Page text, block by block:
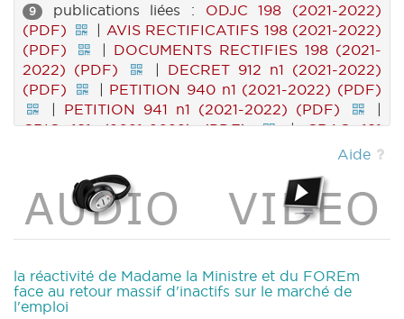
9 publications liées : ODJC 198 (2021-2022)
(PDF)
| AVIS RECTIFICATIFS 198 (2021-2022)
(PDF)
| DOCUMENTS RECTIFIES 198 (2021-
2022) (PDF)
| DECRET 912 n1 (2021-2022)
(PDF)
| PETITION 940 n1 (2021-2022) (PDF)
| PETITION 941 n1 (2021-2022) (PDF)
|
CRIC 181 (2021-2022) (PDF)
|CRAC 181
BT 198 (2021-2022)
Aide
la réactivité de Madame la Ministre et du FOREm
face au retour massif d'inactifs sur le marché de
l'emploi